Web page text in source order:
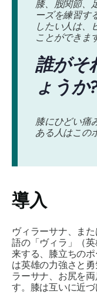
膝、股関節、
ーズを練習す
したい人は、
ことができます
誰がそ
ょうか
膝にひどい痛
ある人はこの
導入
ヴィラーサナ、ま
語の「ヴィラ 」（
来する、膝立ちの
は英雄の力強さと
ラーサナ、お尻を
す。膝は互いに近づ